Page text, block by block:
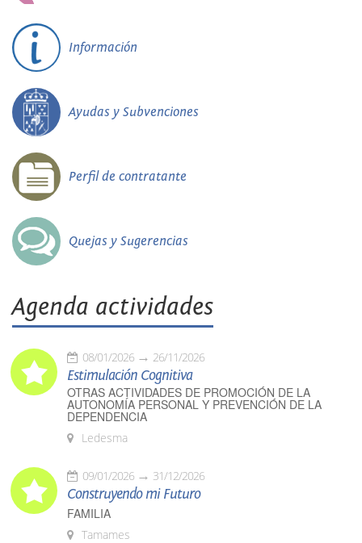
Información
Ayudas y Subvenciones
Perfil de contratante
Quejas y Sugerencias
Agenda actividades
08/01/2026 26/11/2026
Estimulación Cognitiva
OTRAS ACTIVIDADES DE PROMOCIÓN DE LA
AUTONOMÍA PERSONAL Y PREVENCIÓN DE LA
DEPENDENCIA
Ledesma
09/01/2026 31/12/2026
Construyendo mi Futuro
FAMILIA
Tamames